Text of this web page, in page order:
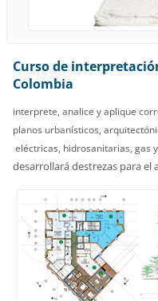
Curso de
Colombia
interprete, analice y aplique
planos urbanísticos,
eléctricas, hidrosanitarias, gas
desarrollará destrezas para el